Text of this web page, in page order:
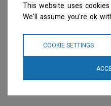
This website uses
We'll assume you're ok
COOKIE SETTINGS